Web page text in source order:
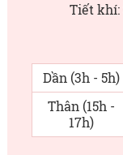
Tiết khí:
Dần (3h - 5h)
Thân (15h -
17h)